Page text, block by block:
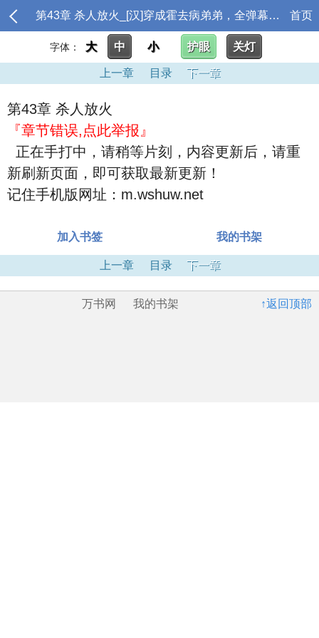
第43章 杀人放火_[汉]穿成霍去病弟弟，全弹幕都在跪求别让我哥喝脏水全文小说 首页
字体： 大 中 小 护眼 关灯
上一章 目录 下一章
第43章 杀人放火
『章节错误,点此举报』
正在手打中，请稍等片刻，内容更新后，请重
新刷新页面，即可获取最新更新！
记住手机版网址：m.wshuw.net
加入书签 我的书架
上一章 目录 下一章
↑返回顶部
万书网 我的书架